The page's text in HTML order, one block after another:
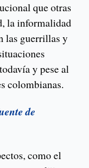
que otras
la informalidad
las guerrillas y
y pese al
colombianas.
de
como el